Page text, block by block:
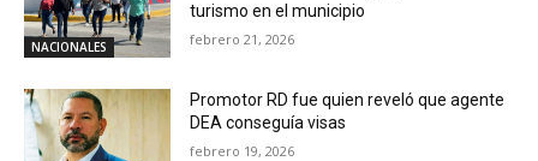
NACIONALES
turismo en el municipio
febrero 21, 2026
Promotor RD fue quien reveló que agente
DEA conseguía visas
febrero 19, 2026